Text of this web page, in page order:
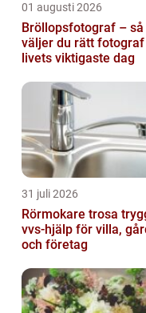
01 augusti 2026
Bröllopsfotograf – så
väljer du rätt fotograf
livets viktigaste dag
31 juli 2026
Rörmokare trosa trygg
vvs-hjälp för villa,
och företag